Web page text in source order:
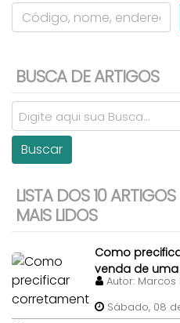
BUSCA DE ARTIGOS
LISTA DOS 10 ARTIGOS
MAIS LIDOS
Como
venda de
Frame?
Autor: Marcos
Sábado, 08